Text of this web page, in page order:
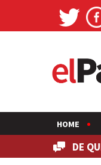
HOME
DE